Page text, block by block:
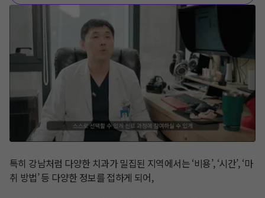
특히 강남처럼 다양한 치과가 밀집된 지역에서는 ‘비용’, ‘시간’, ‘마
취 방법’ 등 다양한 정보를 접하게 되어,